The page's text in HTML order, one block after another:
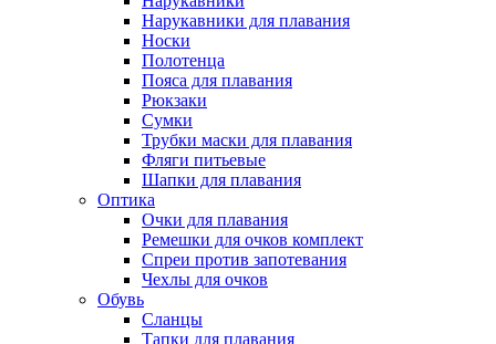
Нарукавники для плавания
Носки
Полотенца
Пояса для плавания
Рюкзаки
Сумки
Трубки маски для плавания
Фляги питьевые
Шапки для плавания
Оптика
Очки для плавания
Ремешки для очков комплект
Спреи против запотевания
Чехлы для очков
Обувь
Сланцы
Тапки для плавания